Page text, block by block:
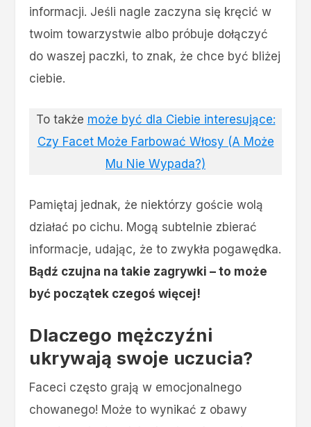
informacji. Jeśli nagle zaczyna się kręcić w
twoim towarzystwie albo próbuje dołączyć
do waszej paczki, to znak, że chce być bliżej
ciebie.
To także może być dla Ciebie interesujące:
Czy Facet Może Farbować Włosy (A Może
Mu Nie Wypada?)
Pamiętaj jednak, że niektórzy goście wolą
działać po cichu. Mogą subtelnie zbierać
informacje, udając, że to zwykła pogawędka.
Bądź czujna na takie zagrywki – to może
być początek czegoś więcej!
Dlaczego mężczyźni
ukrywają swoje uczucia?
Faceci często grają w emocjonalnego
chowanego! Może to wynikać z obawy